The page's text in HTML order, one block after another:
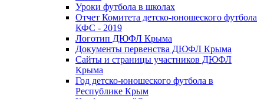
Уроки футбола в школах
Отчет Комитета детско-юношеского футбола
КФС - 2019
Логотип ДЮФЛ Крыма
Документы первенства ДЮФЛ Крыма
Сайты и страницы участников ДЮФЛ
Крыма
Год детско-юношеского футбола в
Республике Крым